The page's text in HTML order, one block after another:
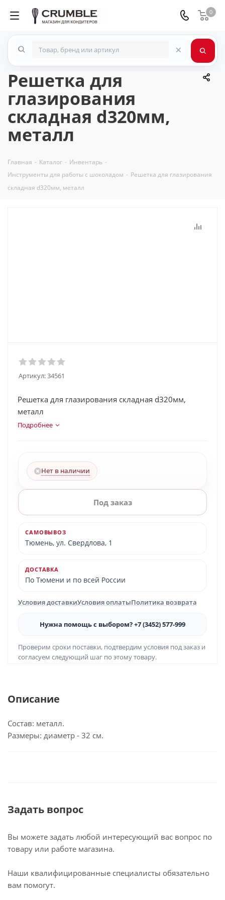
0
×
Решетка для
глазирования
складная d320мм,
металл
Главная - Каталог - Инвентарь -
Инструменты для работы с шоколадом - Решетка для глазирования
складная d320мм, металл
Артикул:34561
Решетка для глазирования складная d320мм,
металл
Подробнее
Нет в наличии
Под заказ
САМОВЫВОЗ
Тюмень, ул. Свердлова, 1
ДОСТАВКА
По Тюмени и по всей России
Условия доставкиУсловия оплатыПолитика возврата
Нужна помощь с выбором? +7 (3452) 577-999
Проверим сроки поставки, подтвердим условия под заказ и
согласуем следующий шаг по этому товару.
Описание
Состав: металл.
Размеры: диаметр - 32 см.
Задать вопрос
Вы можете задать любой интересующий вас вопрос по
товару или работе магазина.
Наши квалифицированные специалисты обязательно
вам помогут.